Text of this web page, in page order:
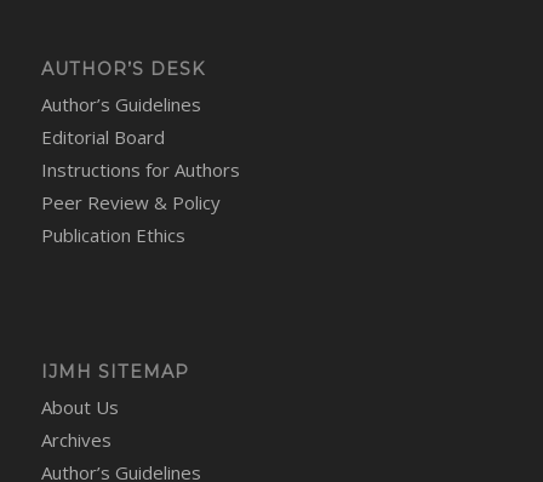
AUTHOR’S DESK
Author’s Guidelines
Editorial Board
Instructions for Authors
Peer Review & Policy
Publication Ethics
IJMH SITEMAP
About Us
Archives
Author’s Guidelines